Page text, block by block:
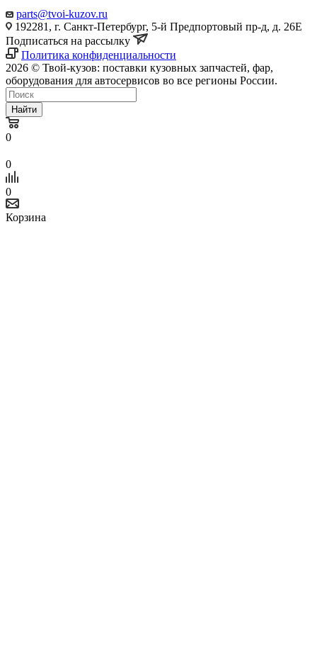
parts@tvoi-kuzov.ru
192281, г. Санкт-Петербург, 5-й Предпортовый пр-д, д. 26Е
Подписаться на рассылку
Политика конфиденциальности
2026 © Твой-кузов: поставки кузовных запчастей, фар,
оборудования для автосервисов во все регионы России.
Найти
0
0
0
Корзина